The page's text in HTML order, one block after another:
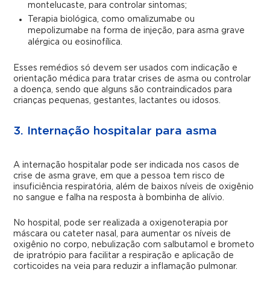
montelucaste, para controlar sintomas;
Terapia biológica, como omalizumabe ou
mepolizumabe na forma de injeção, para asma grave
alérgica ou eosinofílica.
Esses remédios só devem ser usados com indicação e
orientação médica para tratar crises de asma ou controlar
a doença, sendo que alguns são contraindicados para
crianças pequenas, gestantes, lactantes ou idosos.
3. Internação hospitalar para asma
A internação hospitalar pode ser indicada nos casos de
crise de asma grave, em que a pessoa tem risco de
insuficiência respiratória, além de baixos níveis de oxigênio
no sangue e falha na resposta à bombinha de alívio.
No hospital, pode ser realizada a oxigenoterapia por
máscara ou cateter nasal, para aumentar os níveis de
oxigênio no corpo, nebulização com salbutamol e brometo
de ipratrópio para facilitar a respiração e aplicação de
corticoides na veia para reduzir a inflamação pulmonar.